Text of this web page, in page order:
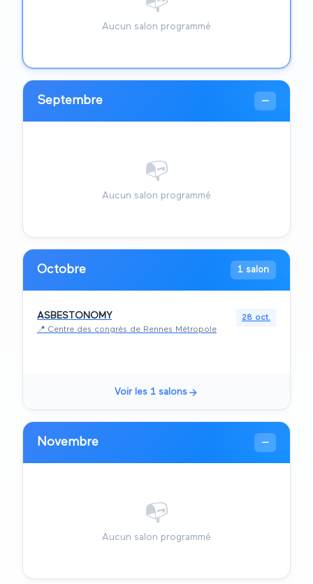
Aucun salon programmé
Septembre —
📭
Aucun salon programmé
Octobre 1 salon
ASBESTONOMY
📍 Centre des congrès de Rennes Métropole
28 oct.
Voir les 1 salons
Novembre —
📭
Aucun salon programmé